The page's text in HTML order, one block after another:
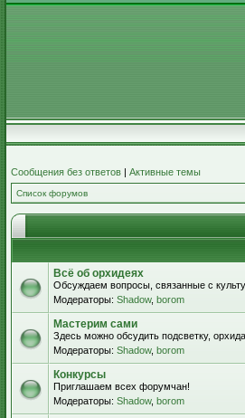
Сообщения без ответов | Активные темы
Список форумов
Всё об орхидеях
Обсуждаем вопросы, связанные с
Модераторы: Shadow, borom
Мастерим сами
Здесь можно обсудить подсветку,
Модераторы: Shadow, borom
Конкурсы
Приглашаем всех форумчан!
Модераторы: Shadow, borom